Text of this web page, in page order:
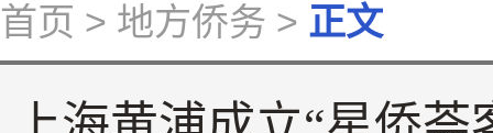
首页 > 地方侨务 > 正文